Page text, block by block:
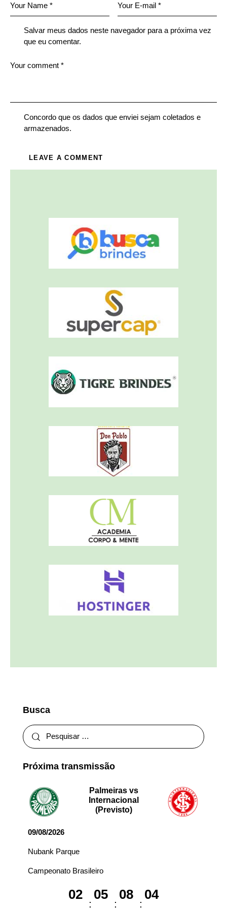
Salvar meus dados neste navegador para a próxima vez
que eu comentar.
Concordo que os dados que enviei sejam coletados e
armazenados.
Busca
Próxima transmissão
Palmeiras vs
Internacional
(Previsto)
09/08/2026
Nubank Parque
Campeonato Brasileiro
02 05 08 04